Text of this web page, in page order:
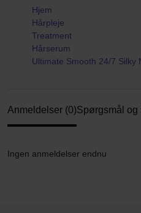
Hjem
Hårpleje
Treatment
Hårserum
Ultimate Smooth 24/7 Silky
Anmeldelser (0)Spørgsmål og
Ingen anmeldelser endnu